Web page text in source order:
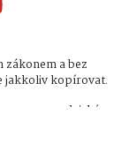
zákonem a bez
jakkoliv kopírovat.
na zpravodajské